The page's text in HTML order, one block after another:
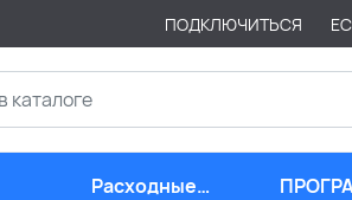
ПОДКЛЮЧИТЬСЯ
Расходные